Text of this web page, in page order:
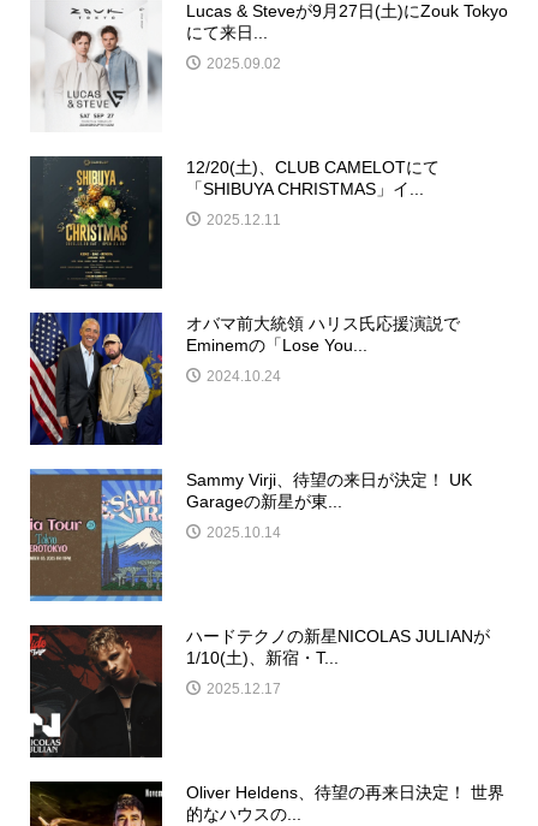
Lucas & Steveが9月27日(土)にZouk Tokyo
にて来日...
2025.09.02
12/20(土)、CLUB CAMELOTにて
「SHIBUYA CHRISTMAS」イ...
2025.12.11
オバマ前大統領 ハリス氏応援演説で
Eminemの「Lose You...
2024.10.24
Sammy Virji、待望の来日が決定！ UK
Garageの新星が東...
2025.10.14
ハードテクノの新星NICOLAS JULIANが
1/10(土)、新宿・T...
2025.12.17
Oliver Heldens、待望の再来日決定！ 世界
的なハウスの...